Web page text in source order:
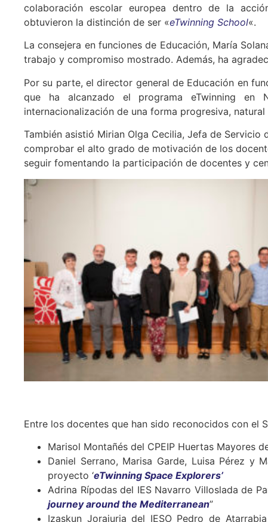
colaboración escolar europea dentro de la
obtuvieron la distinción de ser «eTwinning School«.
La consejera en funciones de Educación, María
trabajo y compromiso mostrado. Además, ha
Por su parte, el director general de Educación en
que ha alcanzado el programa eTwinning en
internacionalización de una forma progresiva, natural
También asistió Mirian Olga Cecilia, Jefa de
comprobar el alto grado de motivación de los
seguir fomentando la participación de docentes y
Entre los docentes que han sido reconocidos con el
Marisol Montañés del CPEIP Huertas Mayores
Daniel Serrano, Marisa Garde, Luisa Pérez y
proyecto ‘eTwinning Space Explorers’
Adrina Rípodas del IES Navarro Villoslada de
journey around the Mediterranean”
Izaskun Jorajuria del IESO Pedro de